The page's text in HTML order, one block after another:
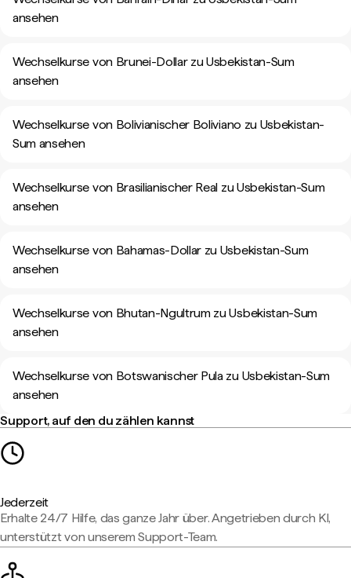
ansehen
Wechselkurse von Brunei-Dollar zu Usbekistan-Sum
ansehen
Wechselkurse von Bolivianischer Boliviano zu Usbekistan-
Sum ansehen
Wechselkurse von Brasilianischer Real zu Usbekistan-Sum
ansehen
Wechselkurse von Bahamas-Dollar zu Usbekistan-Sum
ansehen
Wechselkurse von Bhutan-Ngultrum zu Usbekistan-Sum
ansehen
Wechselkurse von Botswanischer Pula zu Usbekistan-Sum
ansehen
Support, auf den du zählen kannst
Jederzeit
Erhalte 24/7 Hilfe, das ganze Jahr über. Angetrieben durch KI,
unterstützt von unserem Support-Team.